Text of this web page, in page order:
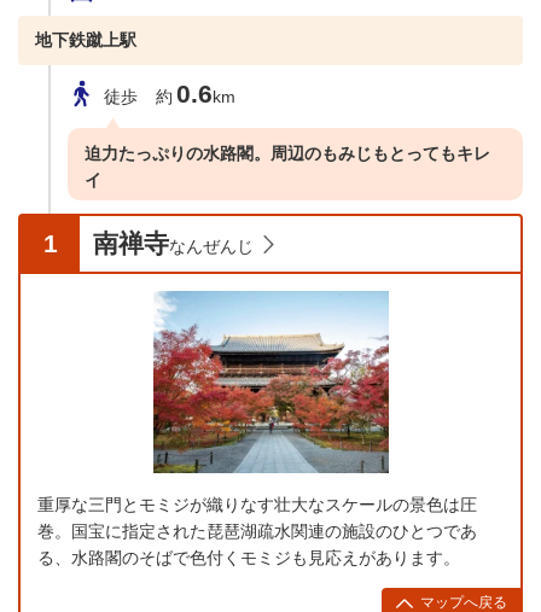
地下鉄蹴上駅
徒歩 約 0.6km
迫力たっぷりの水路閣。周辺のもみじもとってもキレ
イ
1 南禅寺なんぜんじ
重厚な三門とモミジが織りなす壮大なスケールの景色は圧
巻。国宝に指定された琵琶湖疏水関連の施設のひとつであ
る、水路閣のそばで色付くモミジも見応えがあります。
マップへ戻る